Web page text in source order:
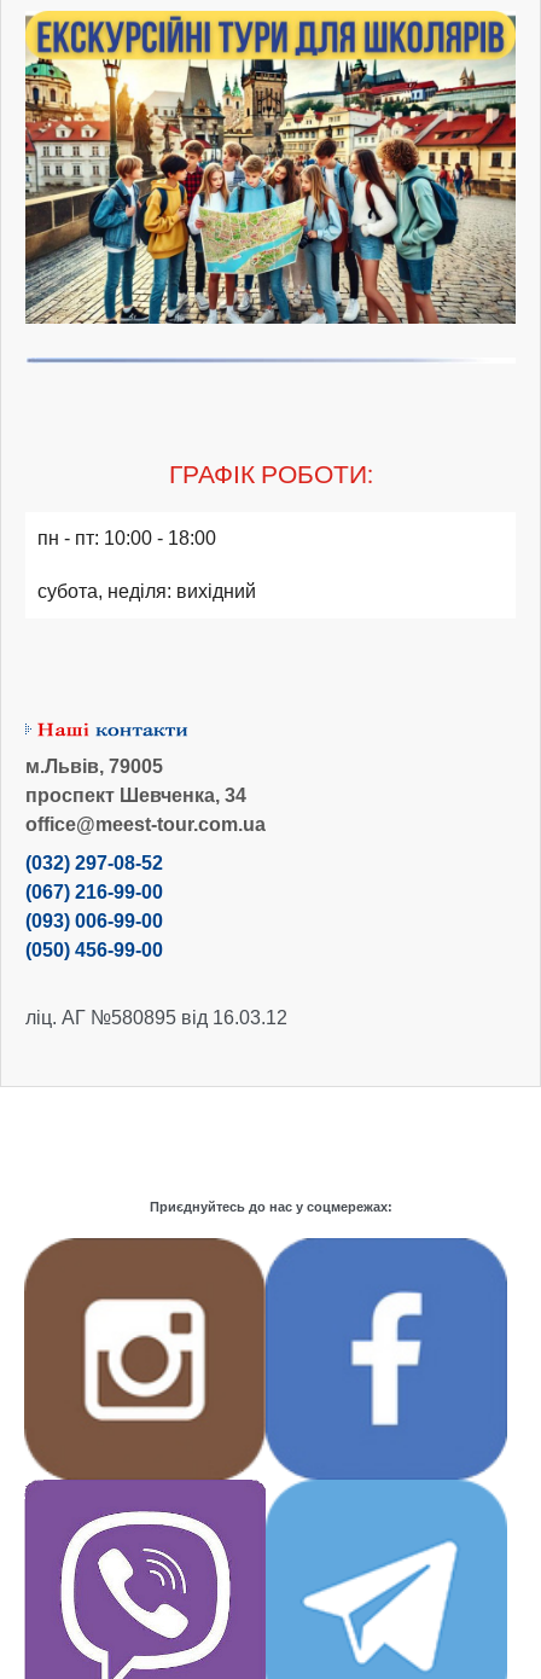
ГРАФІК РОБОТИ:
пн - пт: 10:00 - 18:00
субота, неділя: вихідний
м.Львів, 79005
проспект Шевченка, 34
office@meest-tour.com.ua
(032) 297-08-52
(067) 216-99-00
(093) 006-99-00
(050) 456-99-00
ліц. АГ №580895 від 16.03.12
Приєднуйтесь до нас у соцмережах: